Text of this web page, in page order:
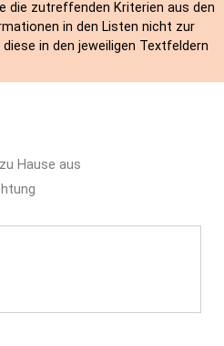
die zutreffenden Kriterien aus den
in den Listen nicht zur
in den jeweiligen Textfeldern
Hause aus